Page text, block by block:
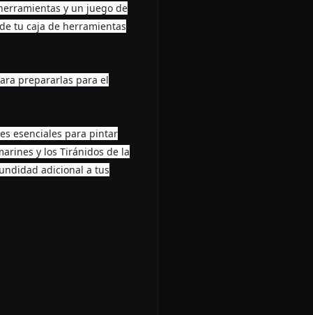
y un juego de
tu caja de herramientas
prepararlas para el
esenciales para pintar
y los Tiránidos de la
adicional a tus